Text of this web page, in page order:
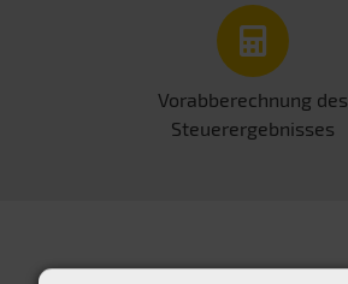
Vorabberechnung des
Steuerergebnisses